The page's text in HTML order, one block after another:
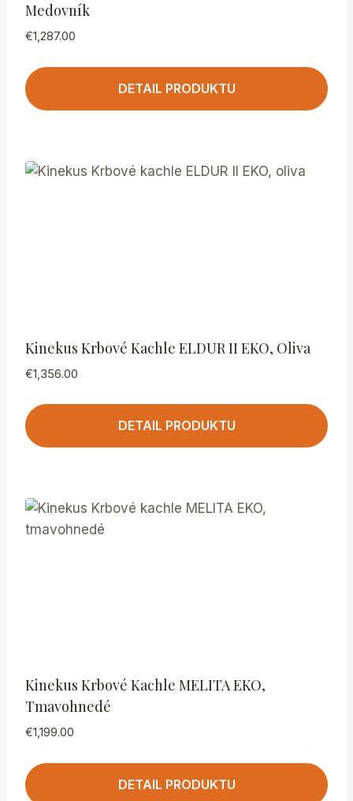
Medovník
€1,287.00
DETAIL PRODUKTU
Kinekus Krbové Kachle ELDUR II EKO, Oliva
€1,356.00
DETAIL PRODUKTU
Kinekus Krbové Kachle MELITA EKO,
Tmavohnedé
€1,199.00
DETAIL PRODUKTU